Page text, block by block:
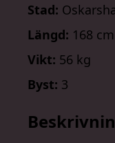
Stad:
Längd: 168 cm
Vikt: 56 kg
Byst: 3